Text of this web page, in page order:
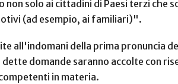
solo ai cittadini di Paesi terzi che
(ad esempio, ai familiari)".
all'indomani della prima pronuncia
domande saranno accolte con
in materia.